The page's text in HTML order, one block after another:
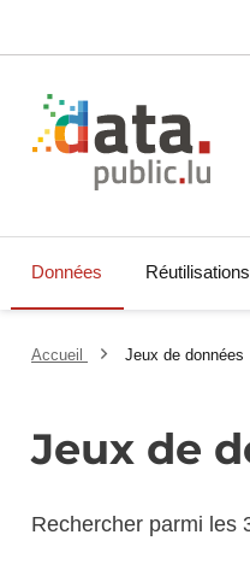
Données Réutilisations
Accueil Jeux de données
Jeux de
Rechercher parmi les